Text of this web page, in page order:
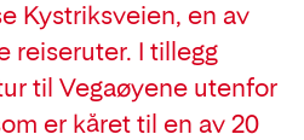
Kystriksveien, en av
reiseruter. I tillegg
til Vegaøyene utenfor
er kåret til en av 20